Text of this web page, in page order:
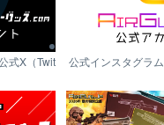
式X（Twit
公式インスタグラ